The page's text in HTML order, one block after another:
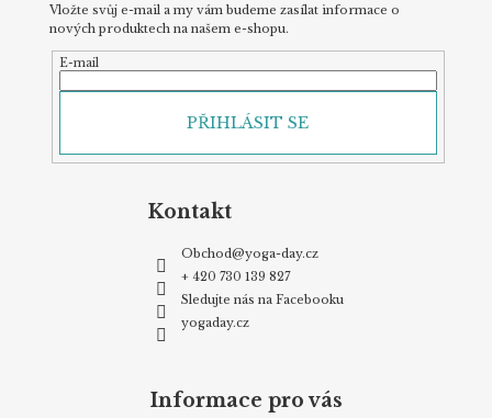
Vložte svůj e-mail a my vám budeme zasílat informace o
nových produktech na našem e-shopu.
E-mail
PŘIHLÁSIT SE
Kontakt
Obchod@yoga-day.cz
+ 420 730 139 827
Sledujte nás na Facebooku
yogaday.cz
Informace pro vás